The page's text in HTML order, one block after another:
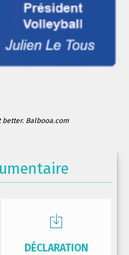
Balbooa.com
DÉCLARATION